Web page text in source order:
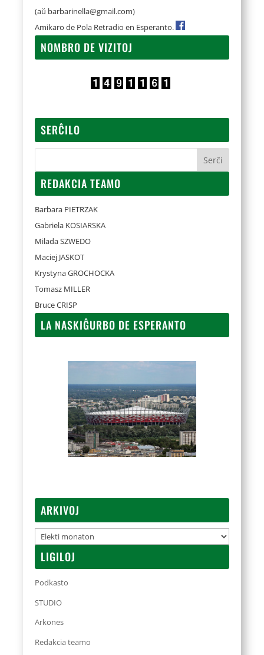
(aŭ barbarinella@gmail.com)
Amikaro de Pola Retradio en Esperanto.
NOMBRO DE VIZITOJ
SERĈILO
REDAKCIA TEAMO
Barbara PIETRZAK
Gabriela KOSIARSKA
Milada SZWEDO
Maciej JASKOT
Krystyna GROCHOCKA
Tomasz MILLER
Bruce CRISP
LA NASKIĜURBO DE ESPERANTO
ARKIVOJ
Arkivoj
LIGILOJ
Podkasto
STUDIO
Arkones
Redakcia teamo